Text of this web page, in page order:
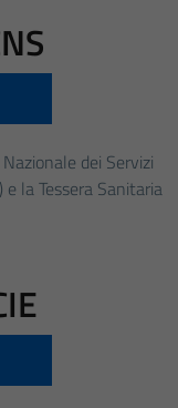
dei Servizi
e la Tessera Sanitaria